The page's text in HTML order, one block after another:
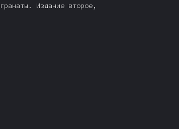
Издание второе,